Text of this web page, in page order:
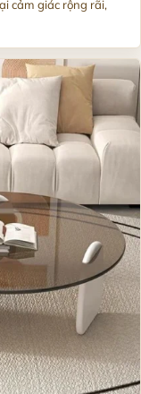
cảm giác rộng rãi,